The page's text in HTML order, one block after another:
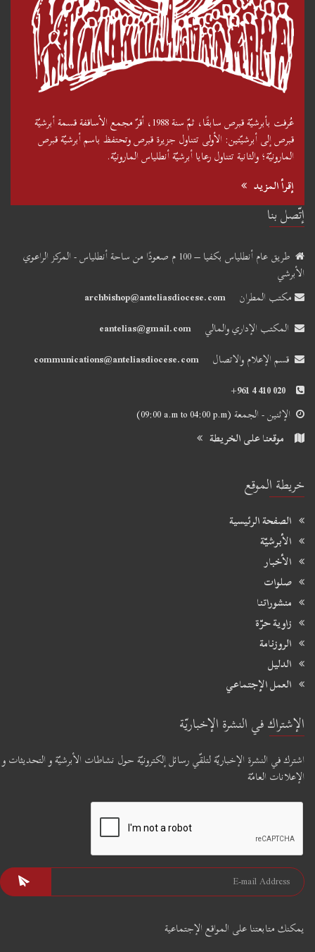
عُرفت بأبرشيّة قبرص سابقًا، ثمّ سنة 1988، أقرّ مجمع الأساقفة قسمة أبرشيّة
قبرص إلى أبرشيّتين: الأولى تتناول جزيرة قبرص وتحتفظ باسم أبرشيّة قبرص
المارونيّة؛ والثانية تتناول رعايا أبرشيّة أنطلياس المارونيّة.
إقرأ المزيد
إتّصل بنا
طريق عام أنطلياس بكفيا – 100 م صعودًا من ساحة أنطلياس - المركز الراعوي
الأبرشي
مكتب المطران
archbishop@anteliasdiocese.com
المكتب الإداري والمالي
eantelias@gmail.com
قسم الإعلام والاتصال
communications@anteliasdiocese.com
+961 4 410 020
الإثنين - الجمعة(09:00 a.m to 04:00 p.m)
موقعنا على الخريطة
خريطة الموقع
الصفحة الرئيسية
الأبرشيّة
الأخبار
صلوات
منشوراتنا
زاوية حرّة
الروزنامة
الدليل
العمل الإجتماعي
الإشتراك في النشرة الإخباريّة
اشترك في النشرة الإخباريّة لتلقّي رسائل إلكترونيّة حول نشاطات الأبرشيّة و التحديثات و
الإعلانات العامّة
يمكنك متابعتنا على المواقع الإجتماعية